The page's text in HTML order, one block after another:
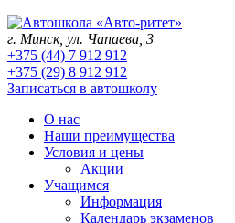
г. Минск, ул. Чапаева, 3
+375 (44) 7 912 912
+375 (29) 8 912 912
Записаться в автошколу
О нас
Наши преимущества
Условия и цены
Акции
Учащимся
Информация
Календарь экзаменов